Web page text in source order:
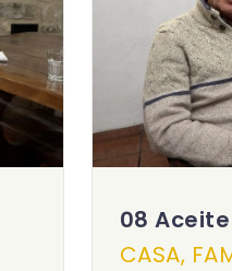
08
CASA,